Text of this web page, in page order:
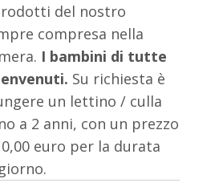
del nostro
compresa nella
I bambini di tutte
Su richiesta è
un lettino / culla
a 2 anni, con un prezzo
euro per la durata